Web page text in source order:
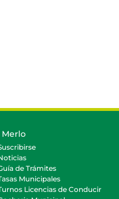
Merlo
de Trámites
Municipales
Licencias de Conducir